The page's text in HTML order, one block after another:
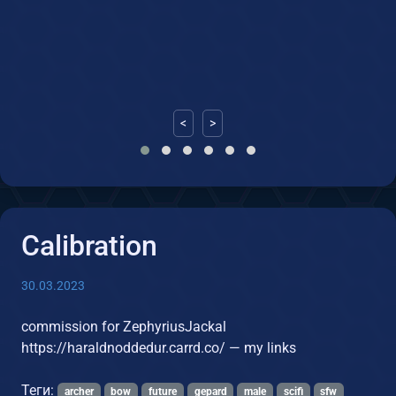
< >
Calibration
30.03.2023
commission for ZephyriusJackal
https://haraldnoddedur.carrd.co/ — my links
Теги: archer bow future gepard male scifi sfw